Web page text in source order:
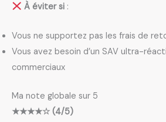
À éviter si:
Vous ne supportez pas les frais de
Vous avez besoin d’un SAV ultra-
commerciaux
Ma note globale sur 5
★★★★☆ (4/5)